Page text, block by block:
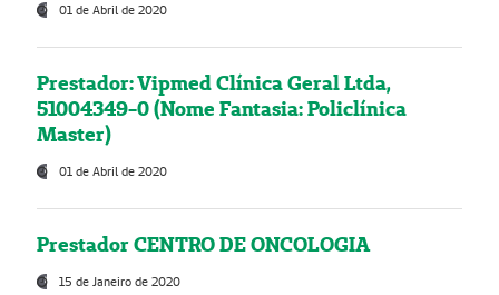
01 de Abril de 2020
Prestador: Vipmed Clínica Geral Ltda,
51004349-0 (Nome Fantasia: Policlínica
Master)
01 de Abril de 2020
Prestador CENTRO DE ONCOLOGIA
15 de Janeiro de 2020